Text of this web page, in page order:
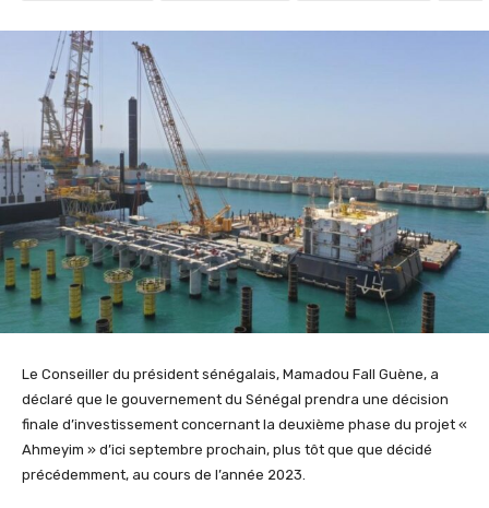
Le Conseiller du président sénégalais, Mamadou Fall Guène, a
déclaré que le gouvernement du Sénégal prendra une décision
finale d’investissement concernant la deuxième phase du projet «
Ahmeyim » d’ici septembre prochain, plus tôt que que décidé
précédemment, au cours de l’année 2023.